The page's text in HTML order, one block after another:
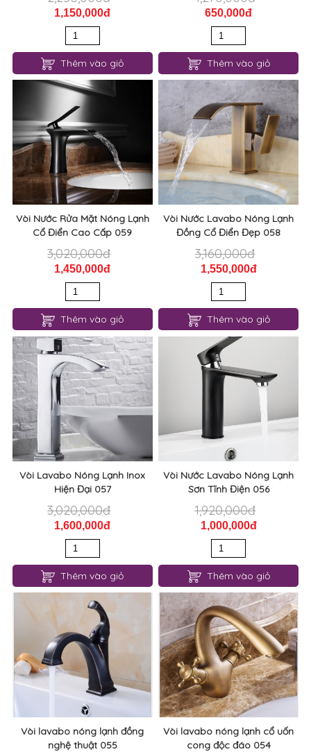
1,150,000đ
Thêm vào giỏ
650,000đ
Thêm vào giỏ
Vòi Nước Rửa Mặt Nóng Lạnh
Cổ Điển Cao Cấp 059
3,020,000đ
1,450,000đ
Thêm vào giỏ
Vòi Nước Lavabo Nóng Lạnh
Đồng Cổ Điển Đẹp 058
3,160,000đ
1,550,000đ
Thêm vào giỏ
Vòi Lavabo Nóng Lạnh Inox
Hiện Đại 057
3,020,000đ
1,600,000đ
Thêm vào giỏ
Vòi Nước Lavabo Nóng Lạnh
Sơn Tĩnh Điện 056
1,920,000đ
1,000,000đ
Thêm vào giỏ
Vòi lavabo nóng lạnh đồng
nghệ thuật 055
Vòi lavabo nóng lạnh cổ uốn
cong độc đáo 054